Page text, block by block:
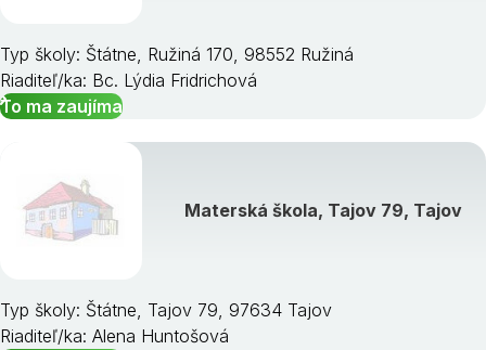
Typ školy: Štátne, Ružiná 170, 98552 Ružiná
Riaditeľ/ka: Bc. Lýdia Fridrichová
To ma zaujíma
Materská škola, Tajov 79, Tajov
Typ školy: Štátne, Tajov 79, 97634 Tajov
Riaditeľ/ka: Alena Huntošová